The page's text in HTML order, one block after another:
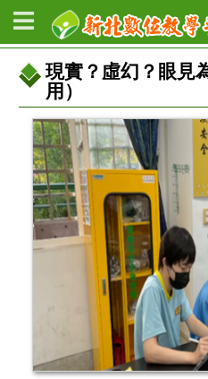
現實？虛幻？眼見
用）
教
案
基
本
資